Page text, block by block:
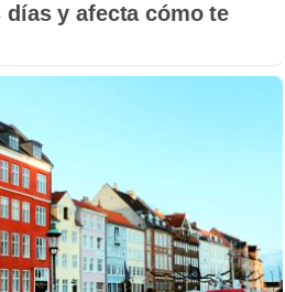
y afecta cómo te